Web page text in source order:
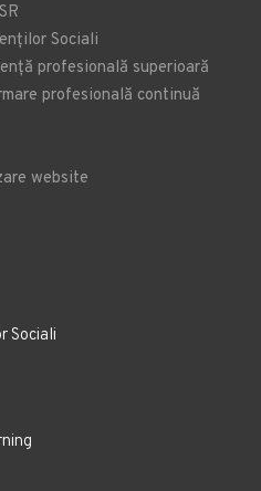
Sociali
profesională superioară
profesională continuă
website
Sociali